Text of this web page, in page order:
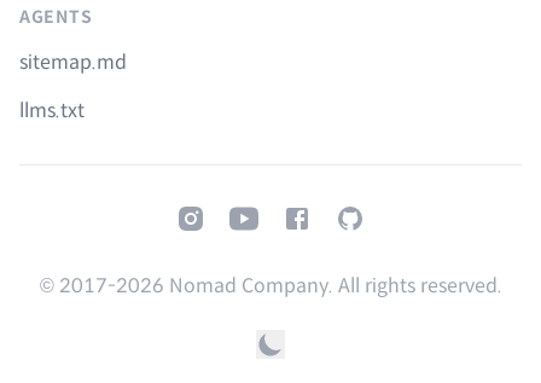
AGENTS
sitemap.md
llms.txt
InstagramYoutubeFacebookGitHub
© 2017-2026 Nomad Company. All rights reserved.